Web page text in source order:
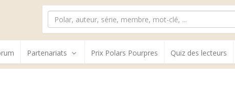
Partenariats Prix Polars Pourpres Quiz des lecteurs